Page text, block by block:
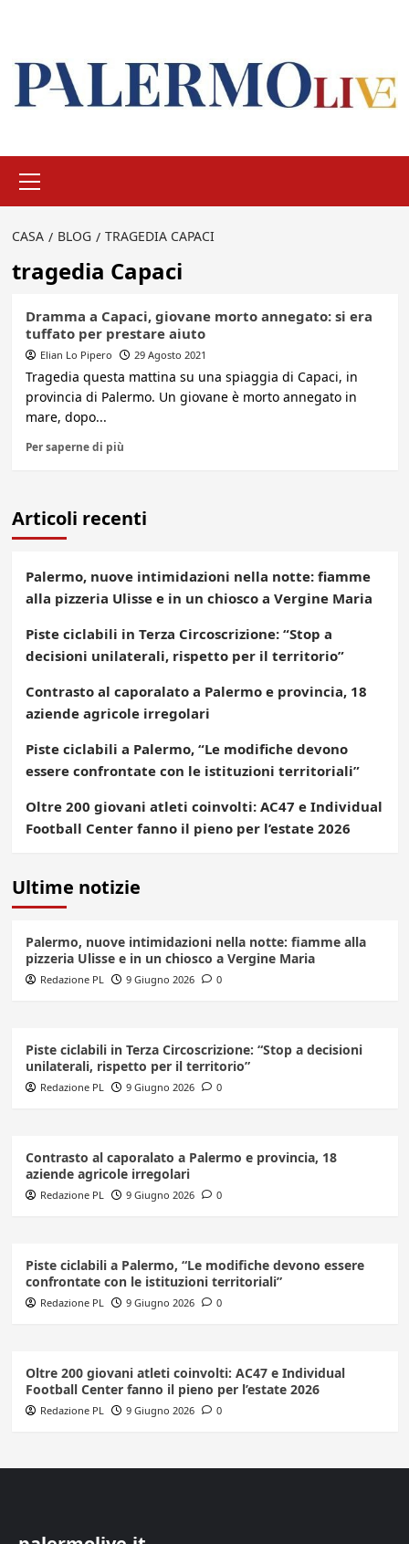
principale
CASA BLOG TRAGEDIA CAPACI
tragedia Capaci
Dramma a Capaci, giovane morto annegato: si era
tuffato per prestare aiuto
Elian Lo Pipero 29 Agosto 2021
Tragedia questa mattina su una spiaggia di Capaci, in
provincia di Palermo. Un giovane è morto annegato in
mare, dopo...
Per saperne di più
Articoli recenti
Palermo, nuove intimidazioni nella notte: fiamme
alla pizzeria Ulisse e in un chiosco a Vergine Maria
Piste ciclabili in Terza Circoscrizione: “Stop a
decisioni unilaterali, rispetto per il territorio”
Contrasto al caporalato a Palermo e provincia, 18
aziende agricole irregolari
Piste ciclabili a Palermo, “Le modifiche devono
essere confrontate con le istituzioni territoriali”
Oltre 200 giovani atleti coinvolti: AC47 e Individual
Football Center fanno il pieno per l’estate 2026
Ultime notizie
Palermo, nuove intimidazioni nella notte: fiamme alla
pizzeria Ulisse e in un chiosco a Vergine Maria
Redazione PL 9 Giugno 2026 0
Piste ciclabili in Terza Circoscrizione: “Stop a decisioni
unilaterali, rispetto per il territorio”
Redazione PL 9 Giugno 2026 0
Contrasto al caporalato a Palermo e provincia, 18
aziende agricole irregolari
Redazione PL 9 Giugno 2026 0
Piste ciclabili a Palermo, “Le modifiche devono essere
confrontate con le istituzioni territoriali”
Redazione PL 9 Giugno 2026 0
Oltre 200 giovani atleti coinvolti: AC47 e Individual
Football Center fanno il pieno per l’estate 2026
Redazione PL 9 Giugno 2026 0